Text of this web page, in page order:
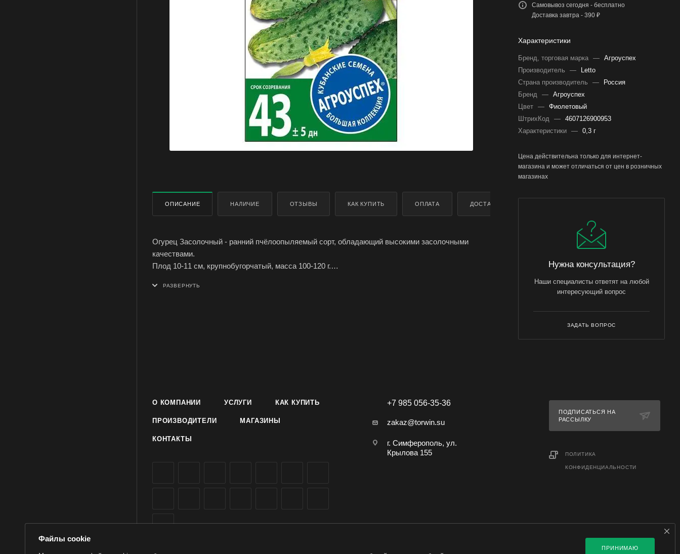
ОПИСАНИЕ НАЛИЧИЕ ОТЗЫВЫ КАК КУПИТЬ ОПЛАТА ДОСТАВКА
Огурец Засолочный - ранний пчёлоопыляемый сорт, обладающий высокими засолочными
качествами.
Плод 10-11 см, крупнобугорчатый, масса 100-120 г.
Условия выращивания указаны на упаковке.
Самовывоз сегодня - бесплатно
Доставка завтра - 390 ₽
Характеристики
Бренд, торговая марка — Агроуспех
Производитель
—
Letto
Страна производитель
—
Россия
Бренд — Агроуспех
Цвет — Фиолетовый
ШтрихКод — 4607126900953
Характеристики — 0,3 г
Цена действительна только для интернет-
магазина и может отличаться от цен в розничных
магазинах
Нужна консультация?
Наши специалисты ответят на любой
интересующий вопрос
ЗАДАТЬ ВОПРОС
О КОМПАНИИ УСЛУГИ КАК КУПИТЬ
ПРОИЗВОДИТЕЛИ МАГАЗИНЫ
КОНТАКТЫ
+7 985 056-35-36
zakaz@torwin.su
г. Симферополь, ул.
Крылова 155
ПОДПИСАТЬСЯ НА
РАССЫЛКУ
ПОЛИТИКА
КОНФИДЕНЦИАЛЬНОСТИ
Файлы cookie
ПРИНИМАЮ